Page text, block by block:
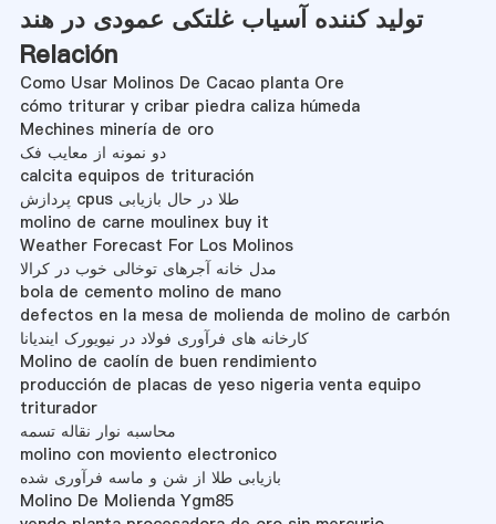
تولید کننده آسیاب غلتکی عمودی در هند
Relación
Como Usar Molinos De Cacao planta Ore
cómo triturar y cribar piedra caliza húmeda
Mechines minería de oro
دو نمونه از معایب فک
calcita equipos de trituración
پردازش cpus طلا در حال بازیابی
molino de carne moulinex buy it
Weather Forecast For Los Molinos
مدل خانه آجرهای توخالی خوب در کرالا
bola de cemento molino de mano
defectos en la mesa de molienda de molino de carbón
کارخانه های فرآوری فولاد در نیویورک ایندیانا
Molino de caolín de buen rendimiento
producción de placas de yeso nigeria venta equipo
triturador
محاسبه نوار نقاله تسمه
molino con moviento electronico
بازیابی طلا از شن و ماسه فرآوری شده
Molino De Molienda Ygm85